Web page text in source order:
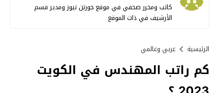
كاتب ومحرر صحفي في موقع جورتن نيوز ومدير قسم
الأرشيف في ذات الموقع
الرئيسية عربي وعالمي
كم راتب المهندس في الكويت